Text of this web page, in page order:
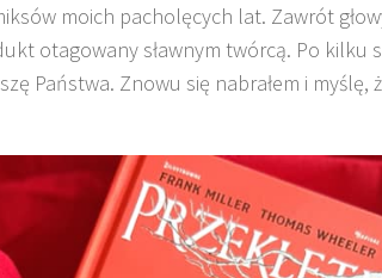
moich pacholęcych lat. Zawrót
otagowany sławnym twórcą. Po kilku
Państwa. Znowu się nabrałem i myślę,